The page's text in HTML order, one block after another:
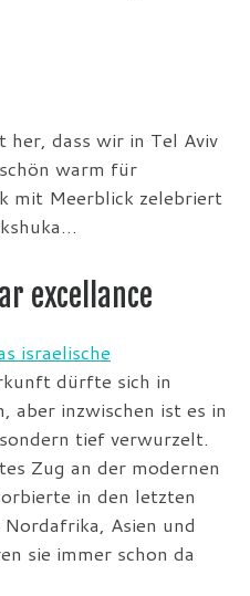
her, dass wir in Tel Aviv
warm für
mit Meerblick zelebriert
excellance
israelische
dürfte sich in
aber inzwischen ist es in
tief verwurzelt.
Zug an der modernen
in den letzten
Asien und
sie immer schon da